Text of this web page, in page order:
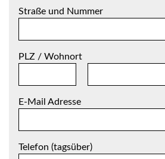
Straße und Nummer
PLZ / Wohnort
E-Mail Adresse
Telefon (tagsüber)